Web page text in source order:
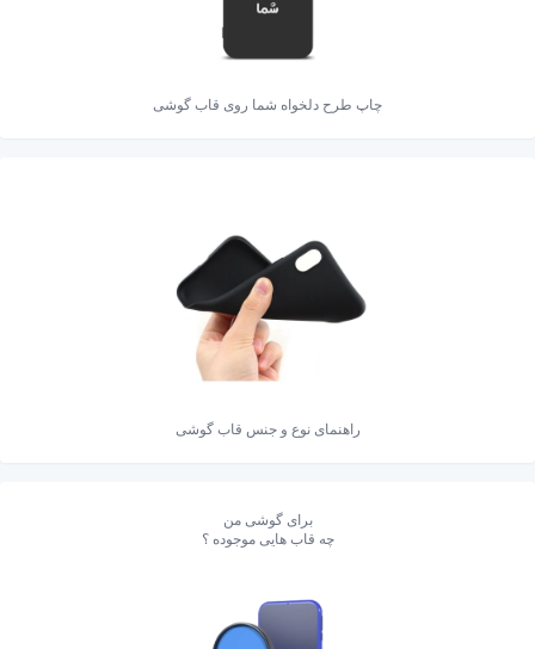
چاپ طرح دلخواه شما روی قاب گوشی
راهنمای نوع و جنس قاب گوشی
برای گوشی من
چه قاب هایی موجوده ؟